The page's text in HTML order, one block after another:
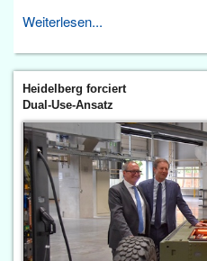
Weiterlesen...
Heidelberg forciert
Dual-Use-Ansatz